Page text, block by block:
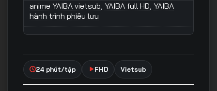
anime YAIBA vietsub YAIBA full HD YAIBA
hành trình phiêu lưu
24 phút/tập FHD Vietsub